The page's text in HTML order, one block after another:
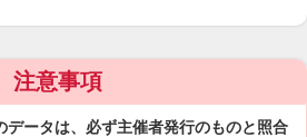
注意事項
データは、必ず主催者発行のものと照合